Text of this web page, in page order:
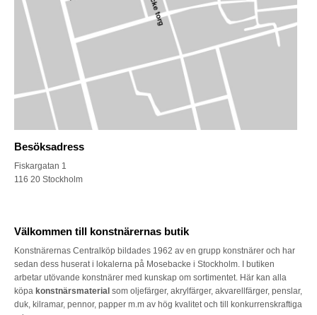
Besöksadress
Fiskargatan 1
116 20 Stockholm
Välkommen till konstnärernas butik
Konstnärernas Centralköp bildades 1962 av en grupp konstnärer och har
sedan dess huserat i lokalerna på Mosebacke i Stockholm. I butiken
arbetar utövande konstnärer med kunskap om sortimentet. Här kan alla
köpa konstnärsmaterial som oljefärger, akrylfärger, akvarellfärger, penslar,
duk, kilramar, pennor, papper m.m av hög kvalitet och till konkurrenskraftiga